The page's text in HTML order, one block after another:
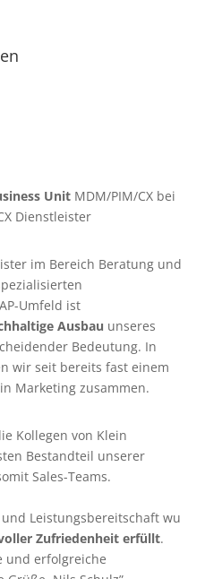
UnitMDM/PIM/CX bei
Dienstleister
im Bereich Beratung und
Umfeld ist
Ausbau unseres
Bedeutung. In
wir seit bereits fast einem
Marketing zusammen.
Kollegen von Klein
Bestandteil unserer
Sales-Teams.
Leistungsbereitschaft wu
Zufriedenheit erfüllt.
und erfolgreiche